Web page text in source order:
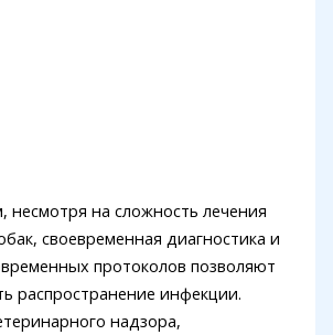
несмотря на сложность лечения
своевременная диагностика и
протоколов позволяют
распространение инфекции.
надзора,